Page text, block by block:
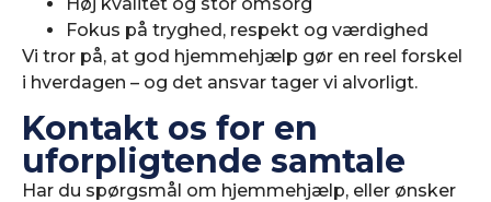
Fokus på tryghed, respekt og værdighed
Vi tror på, at god hjemmehjælp gør en reel forskel
i hverdagen – og det ansvar tager vi alvorligt.
Kontakt os for en
uforpligtende samtale
Har du spørgsmål om hjemmehjælp, eller ønsker